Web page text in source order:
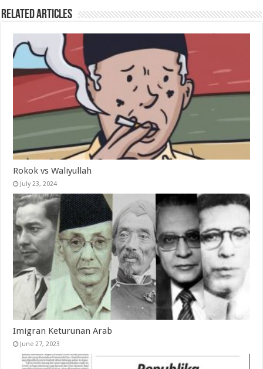
Related Articles
Rokok vs Waliyullah
July 23, 2024
Imigran Keturunan Arab
June 27, 2023